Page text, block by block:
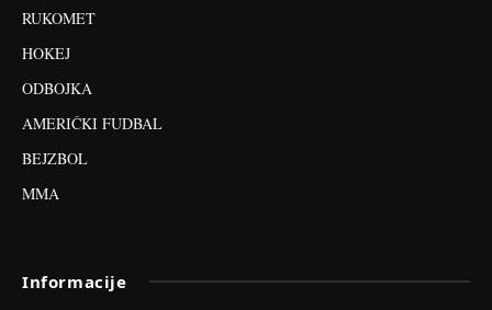
RUKOMET
HOKEJ
ODBOJKA
AMERIČKI FUDBAL
BEJZBOL
MMA
Informacije